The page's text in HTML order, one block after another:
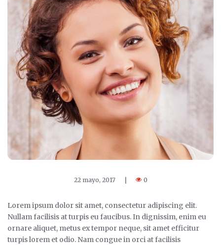
22 mayo, 2017 0
Lorem ipsum dolor sit amet, consectetur adipiscing elit.
Nullam facilisis at turpis eu faucibus. In dignissim, enim eu
ornare aliquet, metus ex tempor neque, sit amet efficitur
turpis lorem et odio. Nam congue in orci at facilisis